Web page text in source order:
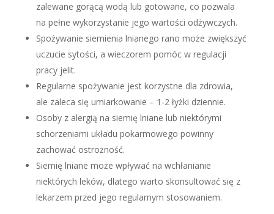
zalewane gorącą wodą lub gotowane, co pozwala
na pełne wykorzystanie jego wartości odżywczych.
Spożywanie siemienia lnianego rano może zwiększyć
uczucie sytości, a wieczorem pomóc w regulacji
pracy jelit.
Regularne spożywanie jest korzystne dla zdrowia,
ale zaleca się umiarkowanie – 1-2 łyżki dziennie.
Osoby z alergią na siemię lniane lub niektórymi
schorzeniami układu pokarmowego powinny
zachować ostrożność.
Siemię lniane może wpływać na wchłanianie
niektórych leków, dlatego warto skonsultować się z
lekarzem przed jego regularnym stosowaniem.